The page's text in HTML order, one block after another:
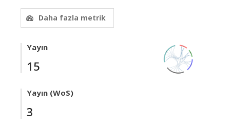
Daha fazla metrik
Yayın
15
Yayın (WoS)
3